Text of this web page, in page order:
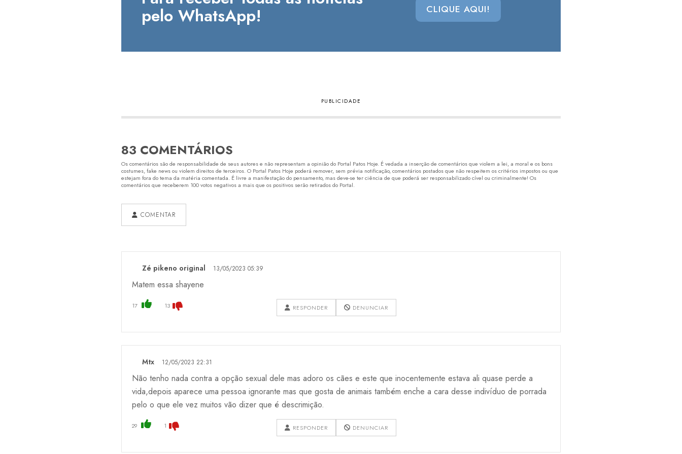
pelo WhatsApp! CLIQUE AQUI!
83 COMENTÁRIOS
Os comentários são de responsabilidade de seus autores e não representam a opinião do Portal Patos Hoje. É vedada a inserção de comentários que violem a lei, a moral e os bons
costumes, fake news ou violem direitos de terceiros. O Portal Patos Hoje poderá remover, sem prévia notificação, comentários postados que não respeitem os critérios impostos ou que
estejam fora do tema da matéria comentada. É livre a manifestação do pensamento, mas deve-se ter ciência de que poderá ser responsabilizado cível ou criminalmente! Os
comentários que receberem 100 votos negativos a mais que os positivos serão retirados do Portal.
COMENTAR
Zé pikeno original 13/05/2023 05:39
Matem essa shayene
17 13 RESPONDER DENUNCIAR
Mtx 12/05/2023 22:31
Não tenho nada contra a opção sexual dele mas adoro os cães e este que inocentemente estava ali quase perde a
vida,depois aparece uma pessoa ignorante mas que gosta de animais também enche a cara desse indivíduo de porrada
pelo o que ele vez muitos vão dizer que é descrimição.
29 1 RESPONDER DENUNCIAR